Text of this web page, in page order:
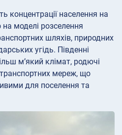
концентрації населення на
на моделі розселення
шляхів, природних
угідь. Південні
м’який клімат, родючі
мереж, що
для поселення та